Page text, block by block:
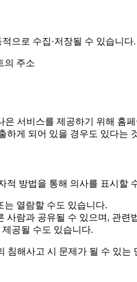
으로 수집·저장될 수 있습니다.
의 주소
서비스를 제공하기 위해 홈
게 되어 있을 경우도 있다는
방법을 통해 의사를 표시
는 열람할 수도 있습니다.
람과 공유될 수 있으며, 관
공될 수도 있습니다.
침해사고 시 문제가 될 수 있